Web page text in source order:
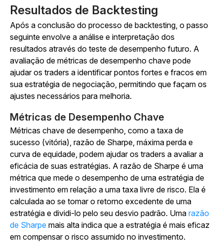
Resultados de Backtesting
Após a conclusão do processo de backtesting, o passo
seguinte envolve a análise e interpretação dos
resultados através do teste de desempenho futuro. A
avaliação de métricas de desempenho chave pode
ajudar os traders a identificar pontos fortes e fracos em
sua estratégia de negociação, permitindo que façam os
ajustes necessários para melhoria.
Métricas de Desempenho Chave
Métricas chave de desempenho, como a taxa de
sucesso (vitória), razão de Sharpe, máxima perda e
curva de equidade, podem ajudar os traders a avaliar a
eficácia de suas estratégias. A razão de Sharpe é uma
métrica que mede o desempenho de uma estratégia de
investimento em relação a uma taxa livre de risco. Ela é
calculada ao se tomar o retorno excedente de uma
estratégia e dividi-lo pelo seu desvio padrão. Uma razão
de Sharpe mais alta indica que a estratégia é mais eficaz
em compensar o risco assumido no investimento.